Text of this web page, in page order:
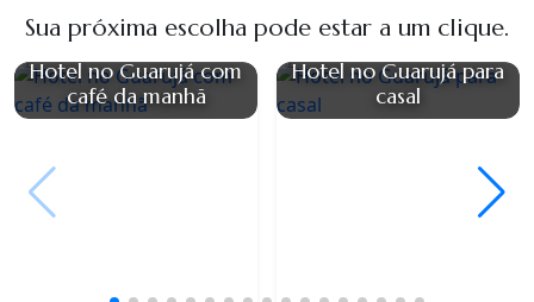
Sua próxima escolha pode estar a um clique.
Hotel no Guarujá com
café da manhã
Hotel no Guarujá para
casal